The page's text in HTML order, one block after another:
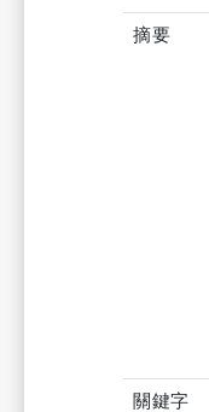
摘要
關鍵字